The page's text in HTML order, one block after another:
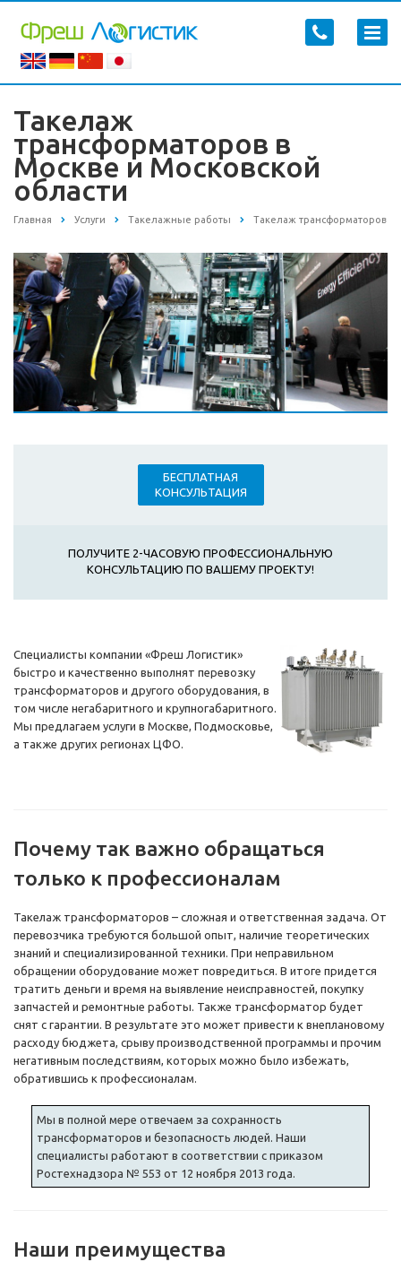
Такелаж
трансформаторов в
Москве и Московской
области
Главная Услуги Такелажные работы Такелаж трансформаторов
БЕСПЛАТНАЯ
КОНСУЛЬТАЦИЯ
ПОЛУЧИТЕ 2-ЧАСОВУЮ ПРОФЕССИОНАЛЬНУЮ
КОНСУЛЬТАЦИЮ ПО ВАШЕМУ ПРОЕКТУ!
Специалисты компании «Фреш Логистик»
быстро и качественно выполнят перевозку
трансформаторов и другого оборудования, в
том числе негабаритного и крупногабаритного.
Мы предлагаем услуги в Москве, Подмосковье,
а также других регионах ЦФО.
Почему так важно обращаться
только к профессионалам
Такелаж трансформаторов – сложная и ответственная задача. От
перевозчика требуются большой опыт, наличие теоретических
знаний и специализированной техники. При неправильном
обращении оборудование может повредиться. В итоге придется
тратить деньги и время на выявление неисправностей, покупку
запчастей и ремонтные работы. Также трансформатор будет
снят с гарантии. В результате это может привести к внеплановому
расходу бюджета, срыву производственной программы и прочим
негативным последствиям, которых можно было избежать,
обратившись к профессионалам.
Мы в полной мере отвечаем за сохранность
трансформаторов и безопасность людей. Наши
специалисты работают в соответствии с приказом
Ростехнадзора № 553 от 12 ноября 2013 года.
Наши преимущества